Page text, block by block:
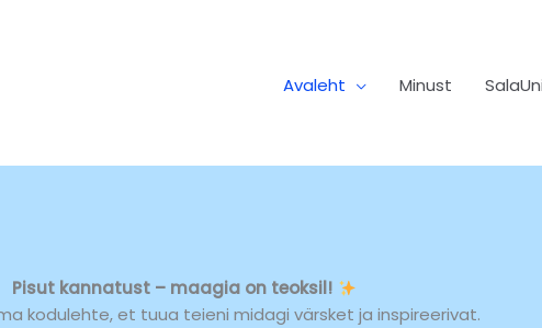
Avaleht
Minust
Pisut kannatust – maagia on teoksil!
kodulehte, et tuua teieni midagi värsket ja inspireerivat.